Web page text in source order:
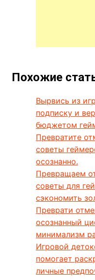
Похожие
Вырвись из
подписку и
бюджетом
Превратите
советы
осознанно.
Превращаем
советы для
сэкономить
Преврати
осознанный
минимализм
Игровой
помогает
личные